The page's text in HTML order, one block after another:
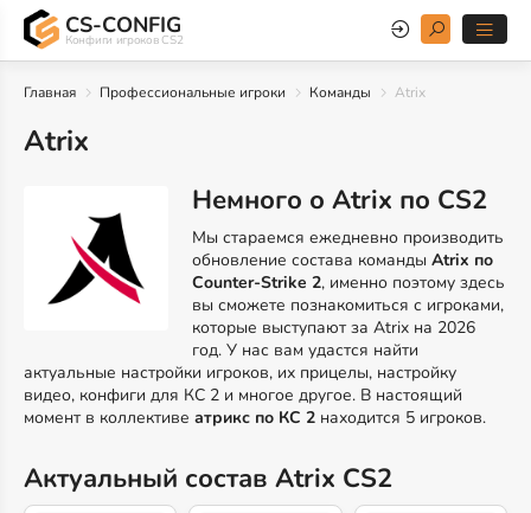
CS-CONFIG
Конфиги игроков CS2
Главная Профессиональные игроки Команды Atrix
Atrix
Немного о Atrix по CS2
Мы стараемся ежедневно производить
обновление состава командыAtrix по
Counter-Strike 2, именно поэтому здесь
вы сможете познакомиться с игроками,
которые выступают за Atrix на 2026
год. У нас вам удастся найти
актуальные настройки игроков, их прицелы, настройку
видео, конфиги для КС 2 и многое другое. В настоящий
момент в коллективе атрикс по КС 2 находится 5 игроков.
Актуальный состав Atrix CS2